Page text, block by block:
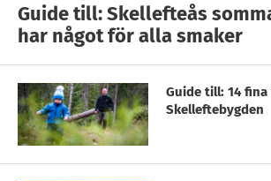
Guide till: Skellefteås
har något för alla smaker
Guide till: 14
Skelleftebygden